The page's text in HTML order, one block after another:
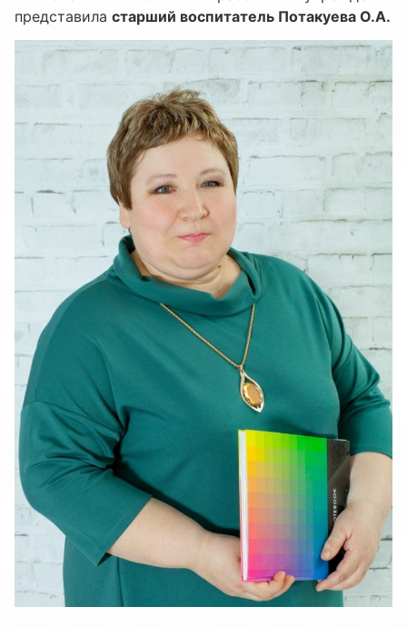
представила старший воспитатель Потакуева О.А.